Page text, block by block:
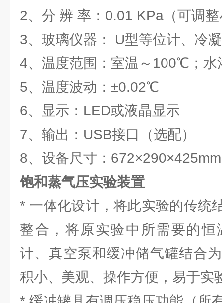
2、分 辨 率：0.01 KPa（可调
3、玻璃仪器： U型等位计、冷
4、温度范围：室温～100℃；
5、温度波动：±0.02℃
6、显示：LED或液晶显示
7、输出：USB接口（选配）
8、设备尺寸：672×290×425mm
饱和蒸气压实验装置
* 一体化设计，将此实验的传统
整合，将原实验中所需要的
计、真空泵和缓冲储气罐结合
积小、美观、操作方便，易于实